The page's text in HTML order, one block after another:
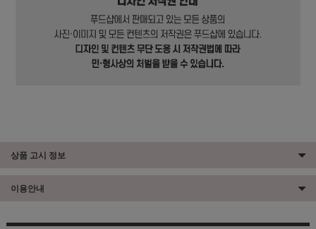
상품 고시 정보
이용안내